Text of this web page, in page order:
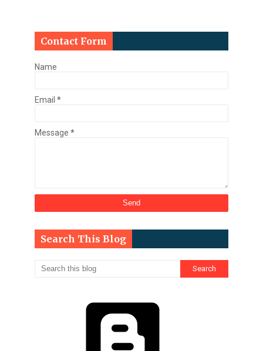
Contact Form
Name
Email *
Message *
Search This Blog